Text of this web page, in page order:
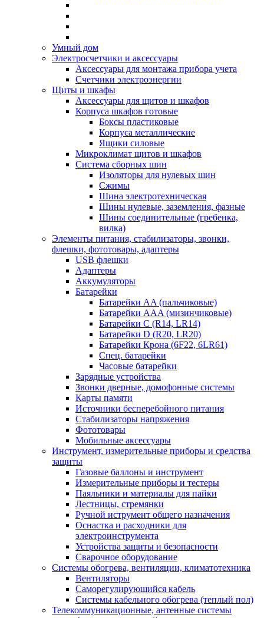
Умный дом
Электросчетчики и аксессуары
Аксессуары для монтажа прибора учета
Счетчики электроэнергии
Щиты и шкафы
Аксессуары для щитов и шкафов
Корпуса шкафов готовые
Боксы пластиковые
Корпуса металлические
Ящики силовые
Микроклимат щитов и шкафов
Система сборных шин
Изоляторы для нулевых шин
Сжимы
Шина электротехническая
Шины нулевые, заземления, фазные
Шины соединительные (гребенка,
вилка)
Элементы питания, стабилизаторы, звонки,
флешки, фототовары, адаптеры
USB флешки
Адаптеры
Аккумуляторы
Батарейки
Батарейки AA (пальчиковые)
Батарейки AAA (мизинчиковые)
Батарейки C (R14, LR14)
Батарейки D (R20, LR20)
Батарейки Крона (6F22, 6LR61)
Спец. батарейки
Часовые батарейки
Зарядные устройства
Звонки дверные, домофонные системы
Карты памяти
Источники бесперебойного питания
Стабилизаторы напряжения
Фототовары
Мобильные аксессуары
Инструмент, измерительные приборы и средства
защиты
Газовые баллоны и инструмент
Измерительные приборы и тестеры
Паяльники и материалы для пайки
Лестницы, стремянки
Ручной иструмент общего назначения
Оснастка и расходники для
электроинструмента
Устройства защиты и безопасности
Сварочное оборудование
Системы обогрева, вентиляции, климатотехника
Вентиляторы
Саморегулирующийся кабель
Системы кабельного обогрева (теплый пол)
Телекоммуникационные, антенные системы